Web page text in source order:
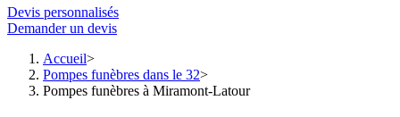
Devis personnalisés
Demander un devis
Accueil
Pompes funèbres dans le 32
Pompes funèbres à Miramont-Latour